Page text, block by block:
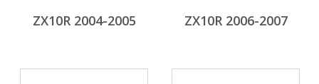
ZX10R 2004-2005 ZX10R 2006-2007